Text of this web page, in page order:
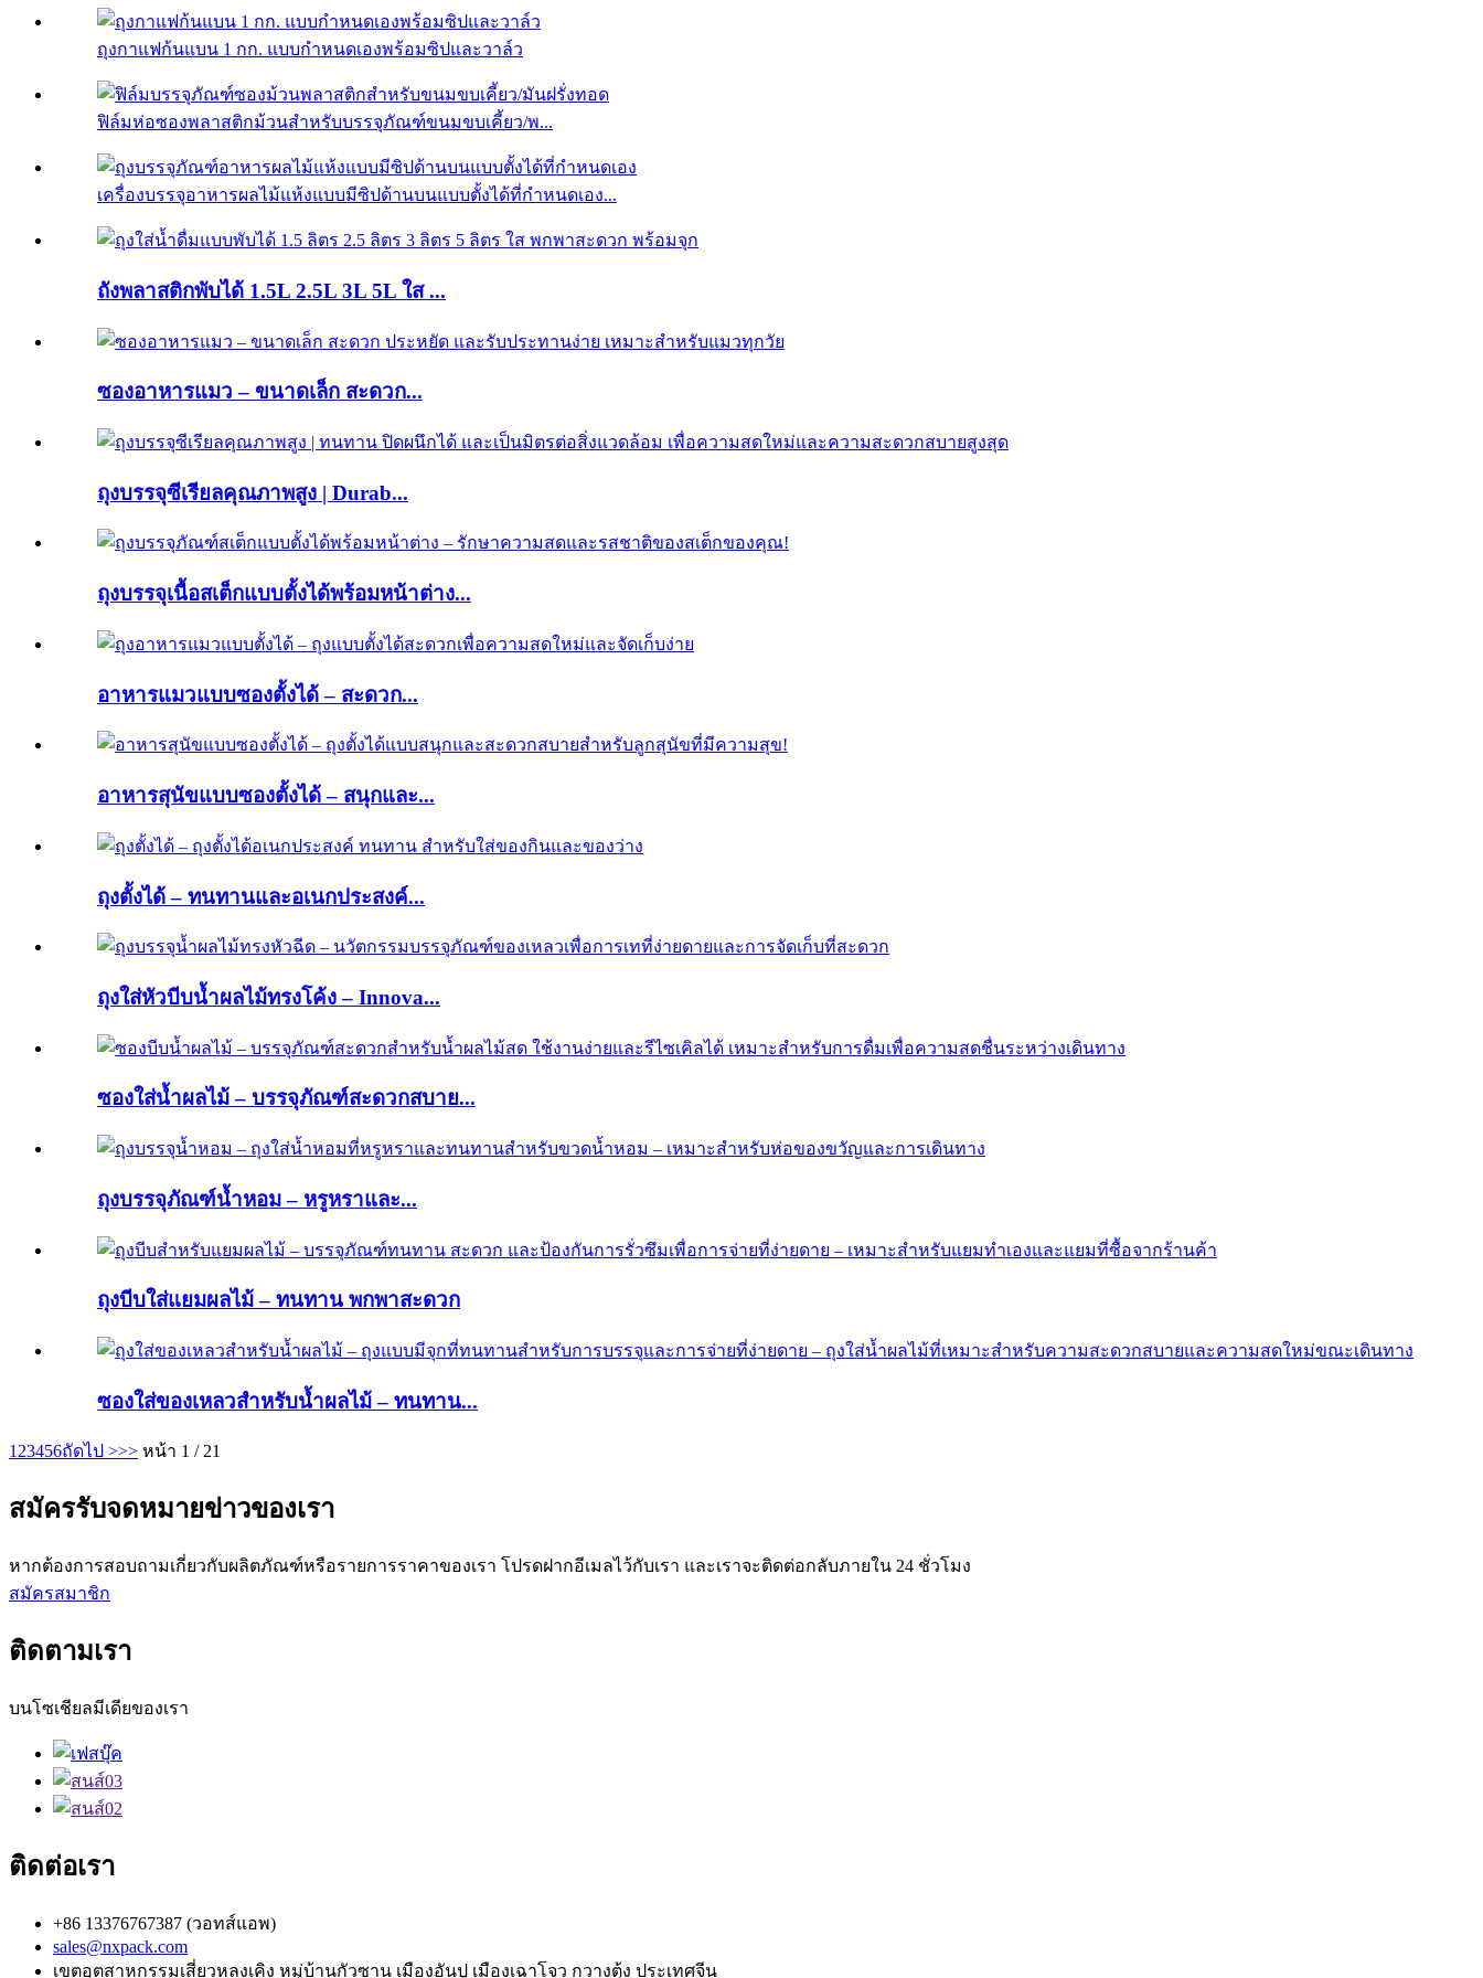
ถุงกาแฟก้นแบน 1 กก. แบบกำหนดเองพร้อมซิปและวาล์ว
ฟิล์มห่อซองพลาสติกม้วนสำหรับบรรจุภัณฑ์ขนมขบเคี้ยว/พ...
เครื่องบรรจุอาหารผลไม้แห้งแบบมีซิปด้านบนแบบตั้งได้ที่กำหนดเอง...
ถังพลาสติกพับได้ 1.5L 2.5L 3L 5L ใส ...
ซองอาหารแมว – ขนาดเล็ก สะดวก...
ถุงบรรจุซีเรียลคุณภาพสูง | Durab...
ถุงบรรจุเนื้อสเต็กแบบตั้งได้พร้อมหน้าต่าง...
อาหารแมวแบบซองตั้งได้ – สะดวก...
อาหารสุนัขแบบซองตั้งได้ – สนุกและ...
ถุงตั้งได้ – ทนทานและอเนกประสงค์...
ถุงใส่หัวบีบน้ำผลไม้ทรงโค้ง – Innova...
ซองใส่น้ำผลไม้ – บรรจุภัณฑ์สะดวกสบาย...
ถุงบรรจุภัณฑ์น้ำหอม – หรูหราและ...
ถุงบีบใส่แยมผลไม้ – ทนทาน พกพาสะดวก
ซองใส่ของเหลวสำหรับน้ำผลไม้ – ทนทาน...
123456ถัดไป >>> หน้า 1 / 21
สมัครรับจดหมายข่าวของเรา
หากต้องการสอบถามเกี่ยวกับผลิตภัณฑ์หรือรายการราคาของเรา โปรดฝากอีเมลไว้กับเรา และเราจะติดต่อกลับภายใน 24 ชั่วโมง
สมัครสมาชิก
ติดตามเรา
บนโซเชียลมีเดียของเรา
ติดต่อเรา
+86 13376767387 (วอทส์แอพ)
sales@nxpack.com
เขตอุตสาหกรรมเสี่ยวหลงเคิง หมู่บ้านกัวซาน เมืองอันปู เมืองเฉาโจว กวางตุ้ง ประเทศจีน